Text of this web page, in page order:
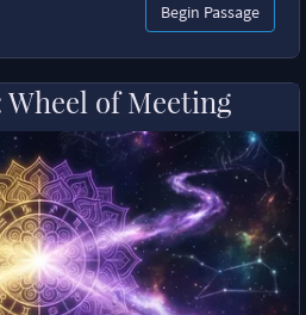
Begin Passage
of Meeting